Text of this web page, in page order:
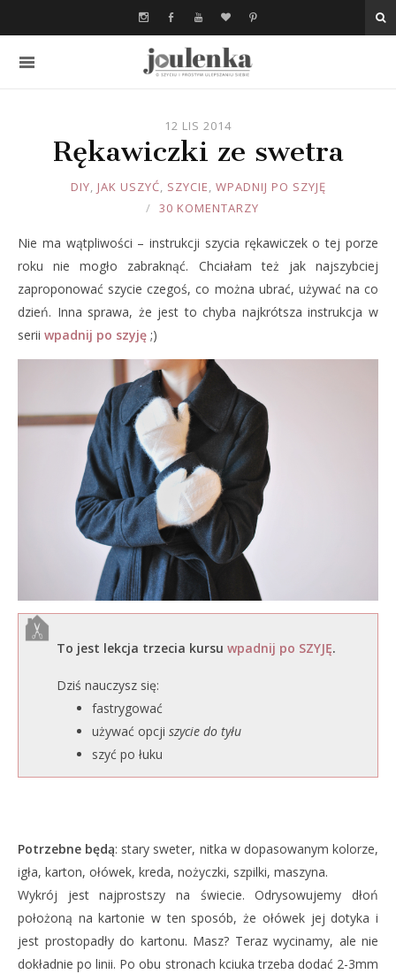
12 LIS 2014
Rękawiczki ze swetra
JOULE
DIY, JAK USZYĆ, SZYCIE, WPADNIJ PO SZYJĘ
30 KOMENTARZY
Nie ma wątpliwości – instrukcji szycia rękawiczek o tej porze
roku nie mogło zabraknąć. Chciałam też jak najszybciej
zaproponować szycie czegoś, co można ubrać, używać na co
dzień. Inna sprawa, że jest to chyba najkrótsza instrukcja w
serii wpadnij po szyję ;)
To jest lekcja trzecia kursu wpadnij po SZYJĘ.
Dziś nauczysz się:
fastrygować
używać opcji szycie do tyłu
szyć po łuku
Potrzebne będą: stary sweter, nitka w dopasowanym kolorze,
igła, karton, ołówek, kreda, nożyczki, szpilki, maszyna.
Wykrój jest najprostszy na świecie. Odrysowujemy dłoń
położoną na kartonie w ten sposób, że ołówek jej dotyka i
jest prostopadły do kartonu. Masz? Teraz wycinamy, ale nie
dokładnie po linii. Po obu stronach kciuka trzeba dodać 2-3mm